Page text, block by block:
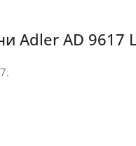
Adler AD 9617